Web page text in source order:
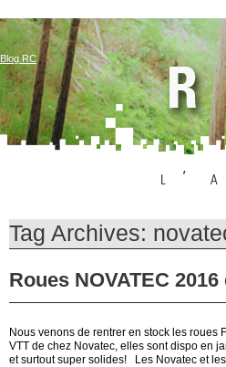
Blog RC
Tag Archives:
Roues NOVATEC
Nous venons de rentrer en stock les
VTT de chez Novatec, elles sont dispo en
et surtout super solides! Les Novatec et